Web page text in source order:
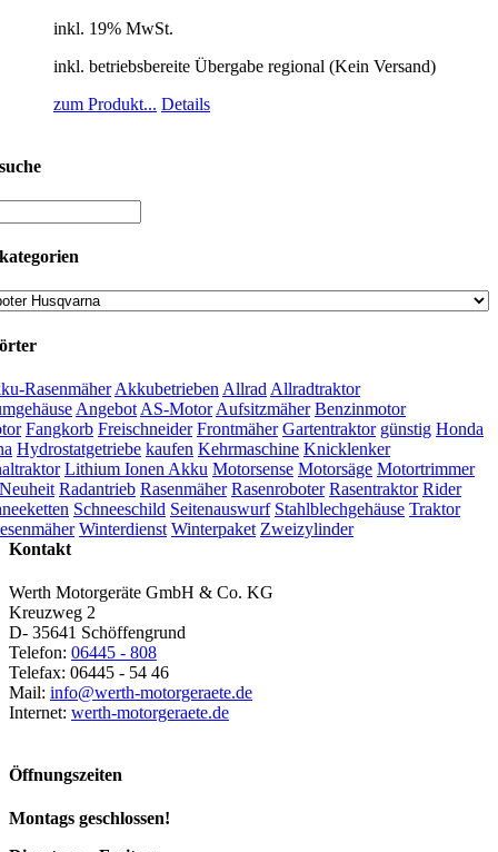
inkl. 19% MwSt.
inkl. betriebsbereite Übergabe regional (Kein Versand)
zum Produkt... Details
Rasenmäher Akkubetrieben Allrad Allradtraktor
Angebot AS-Motor Aufsitzmäher Benzinmotor
Fangkorb Freischneider Frontmäher Gartentraktor günstig Honda
Hydrostatgetriebe kaufen Kehrmaschine Knicklenker
Lithium Ionen Akku Motorsense Motorsäge Motortrimmer
Neuheit Radantrieb Rasenmäher Rasenroboter Rasentraktor Rider
Schneeschild Seitenauswurf Stahlblechgehäuse Traktor
Winterdienst Winterpaket Zweizylinder
Kontakt
Werth Motorgeräte GmbH & Co. KG
Kreuzweg 2
D- 35641 Schöffengrund
Telefon: 06445 - 808
Telefax: 06445 - 54 46
Mail: info@werth-motorgeraete.de
Internet: werth-motorgeraete.de
Öffnungszeiten
Montags geschlossen!